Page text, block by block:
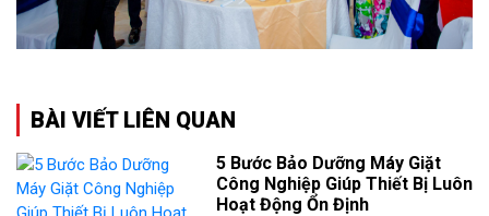
BÀI VIẾT LIÊN QUAN
5 Bước Bảo Dưỡng Máy Giặt
Công Nghiệp Giúp Thiết Bị Luôn
Hoạt Động Ổn Định